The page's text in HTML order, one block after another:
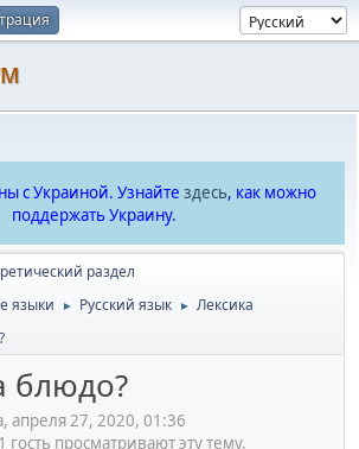
с Украиной. Узнайте здесь, как можно
поддержать Украину.
раздел
языки ► Русский язык ► Лексика
блюдо?
апреля 27, 2020, 01:36
просматривают эту тему.